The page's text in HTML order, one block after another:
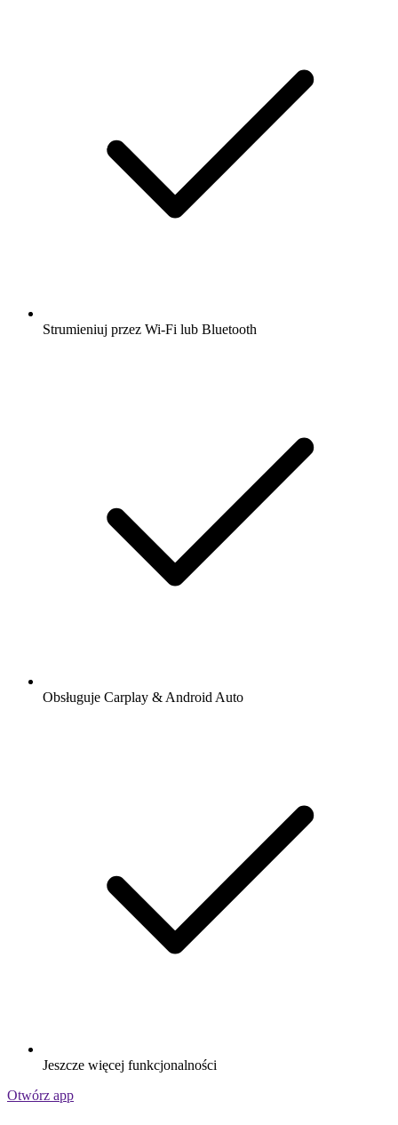
Strumieniuj przez Wi-Fi lub Bluetooth
Obsługuje Carplay & Android Auto
Jeszcze więcej funkcjonalności
Otwórz app